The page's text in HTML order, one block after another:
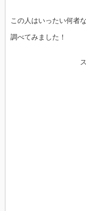
この人はいったい何者な
調べてみました！